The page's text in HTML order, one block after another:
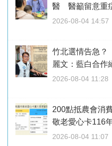
醫 醫籲留意重
2026-08-04 14:57
竹北選情告急
麗文：藍白合作
2026-08-04 11:28
200點抵農會消
敬老愛心卡116
2026-08-04 11:07